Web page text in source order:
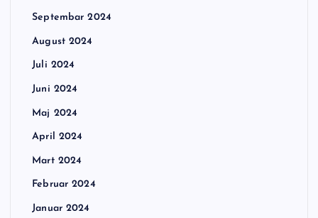
Septembar 2024
August 2024
Juli 2024
Juni 2024
Maj 2024
April 2024
Mart 2024
Februar 2024
Januar 2024